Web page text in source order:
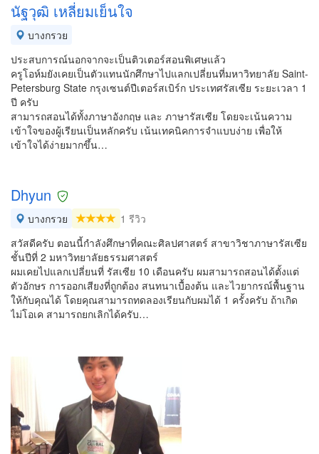
นัฐวุฒิ เหลี่ยมเย็นใจ
บางกรวย
ประสบการณ์นอกจากจะเป็นติวเตอร์สอนพิเศษแล้ว
ครูโอห์มยังเคยเป็นตัวแทนนักศึกษาไปแลกเปลี่ยนที่มหาวิทยาลัย Saint-
Petersburg State กรุงเซนต์ปีเตอร์สเบิร์ก ประเทศรัสเซีย ระยะเวลา 1
ปี ครับ
สามารถสอนได้ทั้งภาษาอังกฤษ และ ภาษารัสเซีย โดยจะเน้นความ
เข้าใจของผู้เรียนเป็นหลักครับ เน้นเทคนิคการจำแบบง่าย เพื่อให้
เข้าใจได้ง่ายมากขึ้น…
Dhyun
บางกรวย
1 รีวิว
สวัสดีครับ ตอนนี้กำลังศึกษาที่คณะศิลปศาสตร์ สาขาวิชาภาษารัสเซีย
ชั้นปีที่ 2 มหาวิทยาลัยธรรมศาสตร์
ผมเคยไปแลกเปลี่ยนที่ รัสเซีย 10 เดือนครับ ผมสามารถสอนได้ตั้งแต่
ตัวอักษร การออกเสียงที่ถูกต้อง สนทนาเบื้องต้น และไวยากรณ์พื้นฐาน
ให้กับคุณได้ โดยคุณสามารถทดลองเรียนกับผมได้ 1 ครั้งครับ ถ้าเกิด
ไม่โอเค สามารถยกเลิกได้ครับ…